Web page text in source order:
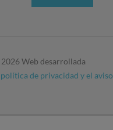
2026Web desarrollada
política de privacidad y el aviso